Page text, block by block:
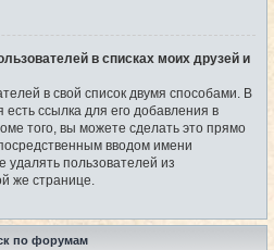
в списках моих друзей и
в свой список двумя способами. В
ссылка для его добавления в
того, вы можете сделать это прямо
вводом имени
пользователей из
же странице.
по форумам